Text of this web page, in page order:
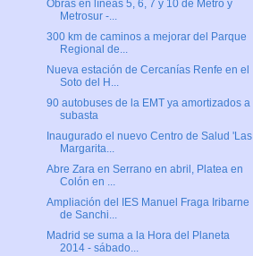
Obras en líneas 5, 6, 7 y 10 de Metro y
Metrosur -...
300 km de caminos a mejorar del Parque
Regional de...
Nueva estación de Cercanías Renfe en el
Soto del H...
90 autobuses de la EMT ya amortizados a
subasta
Inaugurado el nuevo Centro de Salud 'Las
Margarita...
Abre Zara en Serrano en abril, Platea en
Colón en ...
Ampliación del IES Manuel Fraga Iribarne
de Sanchi...
Madrid se suma a la Hora del Planeta
2014 - sábado...